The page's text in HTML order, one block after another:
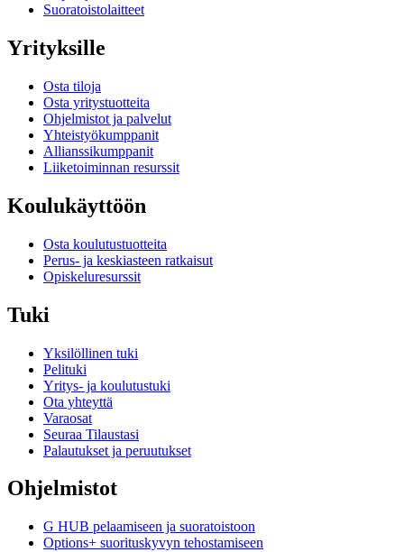
Suoratoistolaitteet
Yrityksille
Osta tiloja
Osta yritystuotteita
Ohjelmistot ja palvelut
Yhteistyökumppanit
Allianssikumppanit
Liiketoiminnan resurssit
Koulukäyttöön
Osta koulutustuotteita
Perus- ja keskiasteen ratkaisut
Opiskeluresurssit
Tuki
Yksilöllinen tuki
Pelituki
Yritys- ja koulutustuki
Ota yhteyttä
Varaosat
Seuraa Tilaustasi
Palautukset ja peruutukset
Ohjelmistot
G HUB pelaamiseen ja suoratoistoon
Options+ suorituskyvyn tehostamiseen